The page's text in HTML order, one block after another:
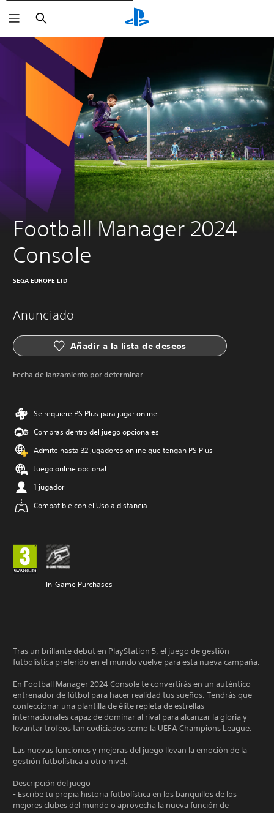
Buscar
Football Manager 2024
Console
SEGA EUROPE LTD
Anunciado
Añadir a la lista de deseos
Fecha de lanzamiento por determinar.
Se requiere PS Plus para jugar online
Compras dentro del juego opcionales
Admite hasta 32 jugadores online que tengan PS Plus
Juego online opcional
1 jugador
Compatible con el Uso a distancia
In-Game Purchases
Tras un brillante debut en PlayStation 5, el juego de gestión
futbolística preferido en el mundo vuelve para esta nueva campaña.
En Football Manager 2024 Console te convertirás en un auténtico
entrenador de fútbol para hacer realidad tus sueños. Tendrás que
confeccionar una plantilla de élite repleta de estrellas
internacionales capaz de dominar al rival para alcanzar la gloria y
levantar trofeos tan codiciados como la UEFA Champions League.
Las nuevas funciones y mejoras del juego llevan la emoción de la
gestión futbolística a otro nivel.
Descripción del juego
- Escribe tu propia historia futbolística en los banquillos de los
mejores clubes del mundo o aprovecha la nueva función de